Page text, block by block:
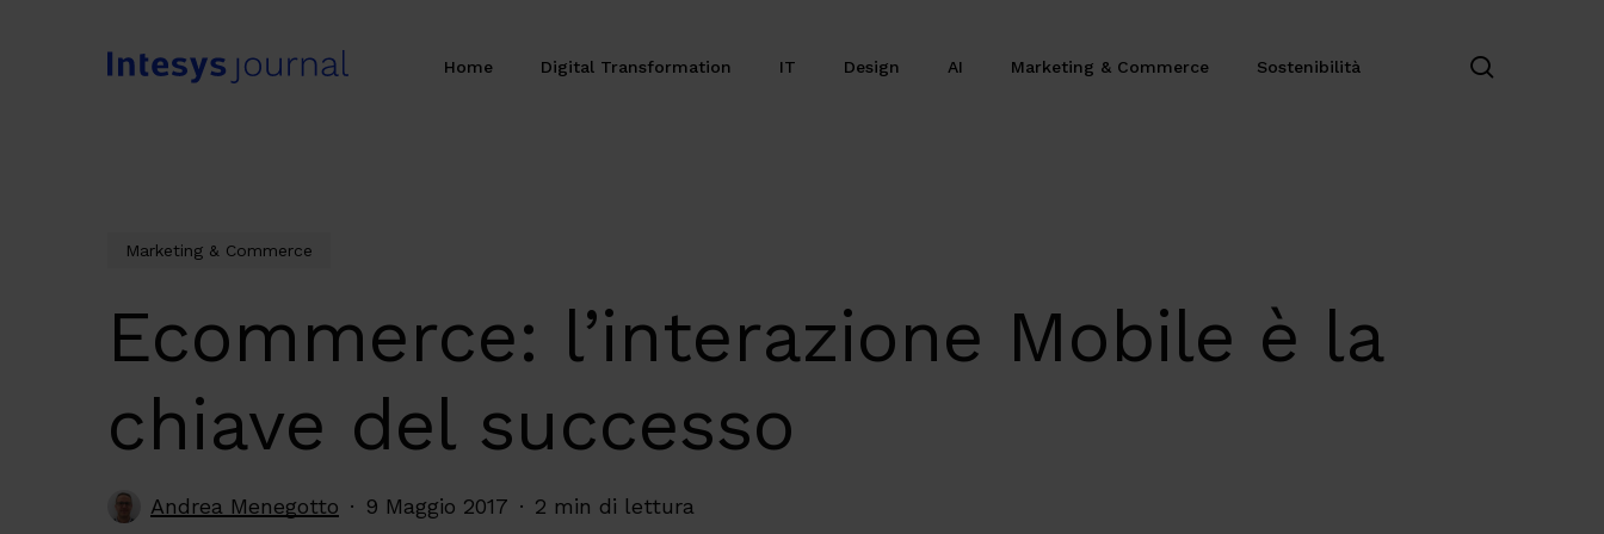
Home Digital Transformation IT Design AI Marketing & Commerce Sostenibilità
Marketing & Commerce
Ecommerce: l’interazione Mobile è la
chiave del successo
Andrea Menegotto 9 Maggio 2017 2 min di lettura